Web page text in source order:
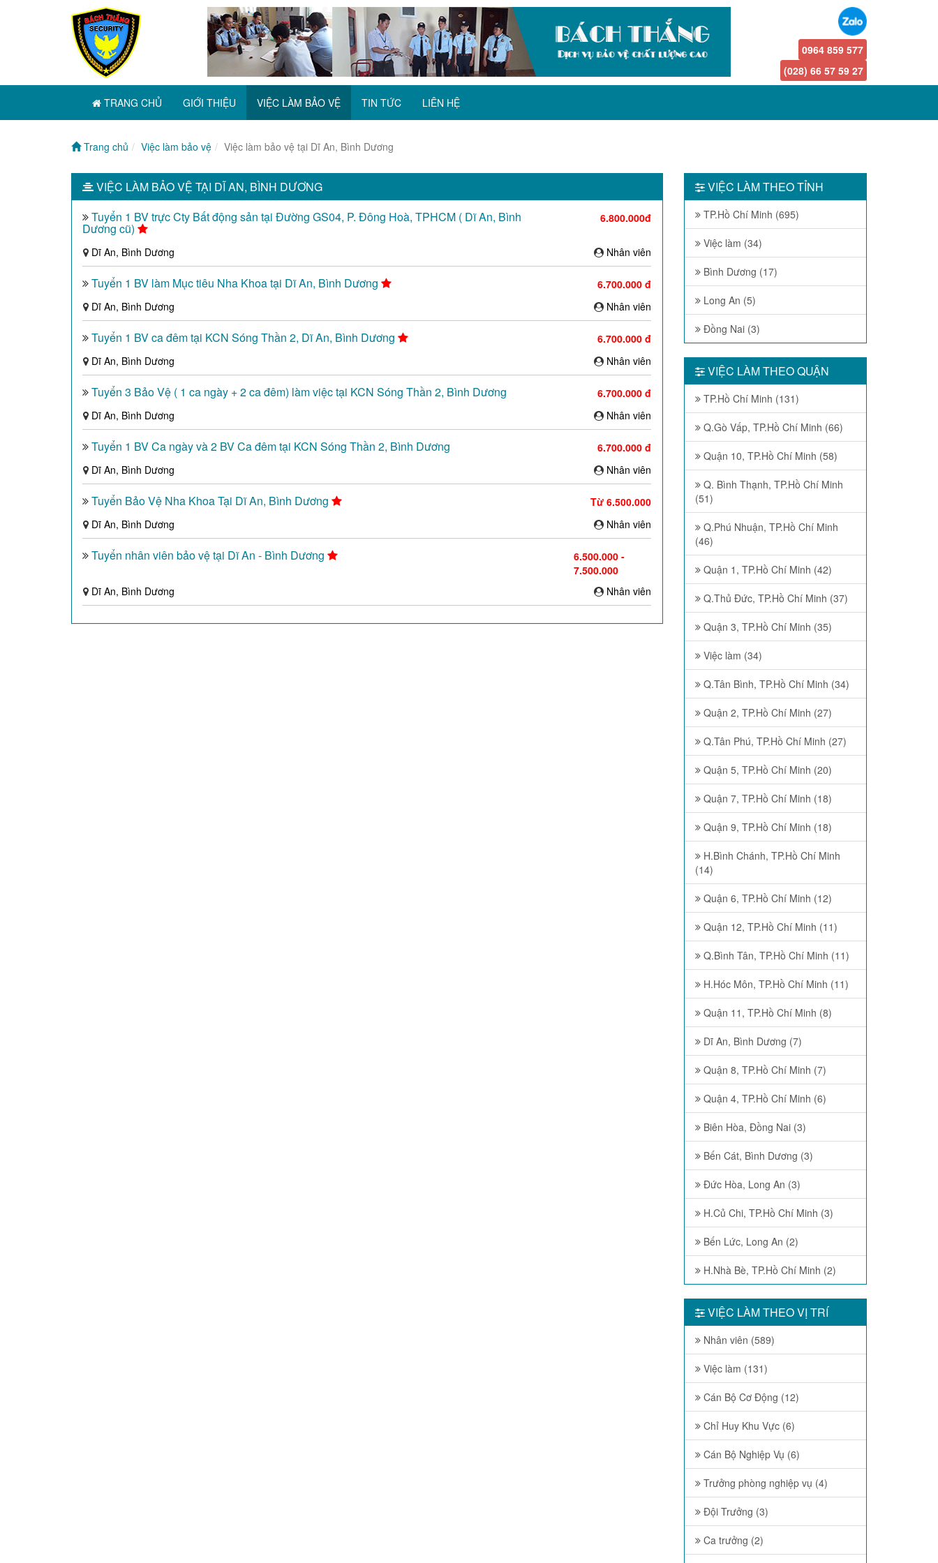
0964 859 577
(028) 66 57 59 27
TRANG CHỦ GIỚI THIỆU VIỆC LÀM BẢO VỆ TIN TỨC LIÊN HỆ
Trang chủ Việc làm bảo vệ Việc làm bảo vệ tại Dĩ An, Bình Dương
VIỆC LÀM BẢO VỆ TẠI DĨ AN, BÌNH DƯƠNG
Tuyển 1 BV trực Cty Bất động sản tại Đường GS04, P. Đông Hoà, TPHCM ( Dĩ An, Bình
Dương cũ)
6.800.000đ
Dĩ An, Bình Dương Nhân viên
Tuyển 1 BV làm Mục tiêu Nha Khoa tại Dĩ An, Bình Dương
6.700.000 đ
Dĩ An, Bình Dương
Nhân viên
Tuyển 1 BV ca đêm tại KCN Sóng Thần 2, Dĩ An, Bình Dương
6.700.000 đ
Dĩ An, Bình Dương
Nhân viên
Tuyển 3 Bảo Vệ ( 1 ca ngày + 2 ca đêm) làm việc tại KCN Sóng Thần 2, Bình Dương
6.700.000 đ
Dĩ An, Bình Dương
Nhân viên
Tuyển 1 BV Ca ngày và 2 BV Ca đêm tại KCN Sóng Thần 2, Bình Dương
6.700.000 đ
Dĩ An, Bình Dương
Nhân viên
Tuyển Bảo Vệ Nha Khoa Tại Dĩ An, Bình Dương
Từ 6.500.000
Dĩ An, Bình Dương
Nhân viên
Tuyển nhân viên bảo vệ tại Dĩ An - Bình Dương
6.500.000 -
7.500.000
Dĩ An, Bình Dương
Nhân viên
VIỆC LÀM THEO TỈNH
TP.Hồ Chí Minh (695)
Việc làm (34)
Bình Dương (17)
Long An (5)
Đồng Nai (3)
VIỆC LÀM THEO QUẬN
TP.Hồ Chí Minh (131)
Q.Gò Vấp, TP.Hồ Chí Minh (66)
Quận 10, TP.Hồ Chí Minh (58)
Q. Bình Thạnh, TP.Hồ Chí Minh
(51)
Q.Phú Nhuận, TP.Hồ Chí Minh
(46)
Quận 1, TP.Hồ Chí Minh (42)
Q.Thủ Đức, TP.Hồ Chí Minh (37)
Quận 3, TP.Hồ Chí Minh (35)
Việc làm (34)
Q.Tân Bình, TP.Hồ Chí Minh (34)
Quận 2, TP.Hồ Chí Minh (27)
Q.Tân Phú, TP.Hồ Chí Minh (27)
Quận 5, TP.Hồ Chí Minh (20)
Quận 7, TP.Hồ Chí Minh (18)
Quận 9, TP.Hồ Chí Minh (18)
H.Bình Chánh, TP.Hồ Chí Minh
(14)
Quận 6, TP.Hồ Chí Minh (12)
Quận 12, TP.Hồ Chí Minh (11)
Q.Bình Tân, TP.Hồ Chí Minh (11)
H.Hóc Môn, TP.Hồ Chí Minh (11)
Quận 11, TP.Hồ Chí Minh (8)
Dĩ An, Bình Dương (7)
Quận 8, TP.Hồ Chí Minh (7)
Quận 4, TP.Hồ Chí Minh (6)
Biên Hòa, Đồng Nai (3)
Bến Cát, Bình Dương (3)
Đức Hòa, Long An (3)
H.Củ Chi, TP.Hồ Chí Minh (3)
Bến Lức, Long An (2)
H.Nhà Bè, TP.Hồ Chí Minh (2)
VIỆC LÀM THEO VỊ TRÍ
Nhân viên (589)
Việc làm (131)
Cán Bộ Cơ Động (12)
Chỉ Huy Khu Vực (6)
Cán Bộ Nghiệp Vụ (6)
Trưởng phòng nghiệp vụ (4)
Đội Trưởng (3)
Ca trưởng (2)